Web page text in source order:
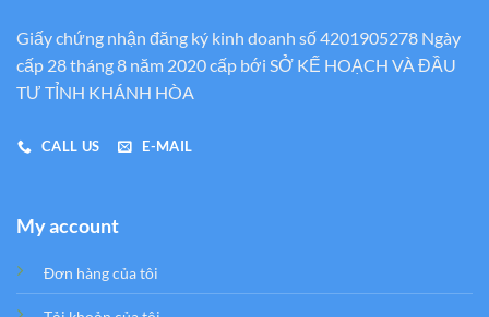
Giấy chứng nhận đăng ký kinh doanh số 4201905278 Ngày
cấp 28 tháng 8 năm 2020 cấp bới SỞ KẾ HOẠCH VÀ ĐẦU
TƯ TỈNH KHÁNH HÒA
CALL US E-MAIL
My account
Đơn hàng của tôi